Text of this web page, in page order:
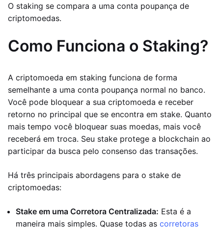
O staking se compara a uma conta poupança de
criptomoedas.
Como Funciona o Staking?
A criptomoeda em staking funciona de forma
semelhante a uma conta poupança normal no banco.
Você pode bloquear a sua criptomoeda e receber
retorno no principal que se encontra em stake. Quanto
mais tempo você bloquear suas moedas, mais você
receberá em troca. Seu stake protege a blockchain ao
participar da busca pelo consenso das transações.
Há três principais abordagens para o stake de
criptomoedas:
Stake em uma Corretora Centralizada: Esta é a
maneira mais simples. Quase todas as corretoras